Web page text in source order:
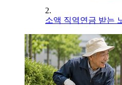
2.
소액 직역연금 받는